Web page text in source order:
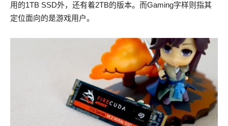
用的1TB SSD外，还有着2TB的版本。而Gaming字样则指其
定位面向的是游戏用户。